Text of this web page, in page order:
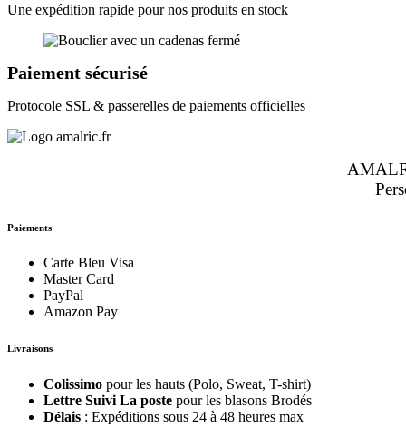
Une expédition rapide pour nos produits en stock
Paiement sécurisé
Protocole SSL & passerelles de paiements officielles
Paiements
Carte Bleu Visa
Master Card
PayPal
Amazon Pay
Livraisons
Colissimo pour les hauts (Polo, Sweat, T-shirt)
Lettre Suivi La poste pour les blasons Brodés
Délais : Expéditions sous 24 à 48 heures max